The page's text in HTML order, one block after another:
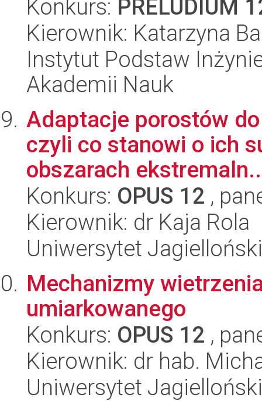
Konkurs: PRELUDIUM
Kierownik: Katarzyna
Instytut Podstaw
Akademii Nauk
Adaptacje porostów
czyli co stanowi o ich
obszarach
Konkurs: OPUS 12 ,
Kierownik: dr Kaja Rola
Uniwersytet
Mechanizmy
umiarkowanego
Konkurs: OPUS 12 ,
Kierownik: dr hab.
Uniwersytet